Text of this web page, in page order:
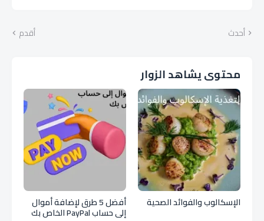
أحدث أقدم
محتوى يشاهد الزوار
الإسكالوب والفوائد الصحية أفضل 5 طرق لإضافة أموال
إلى حساب PayPal الخاص بك